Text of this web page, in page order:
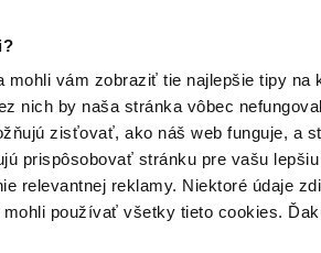
vám zobraziť tie najlepšie tipy na
nich by naša stránka vôbec
zisťovať, ako náš web funguje, a
prispôsobovať stránku pre vašu
relevantnej reklamy. Niektoré údaje
používať všetky tieto cookies.